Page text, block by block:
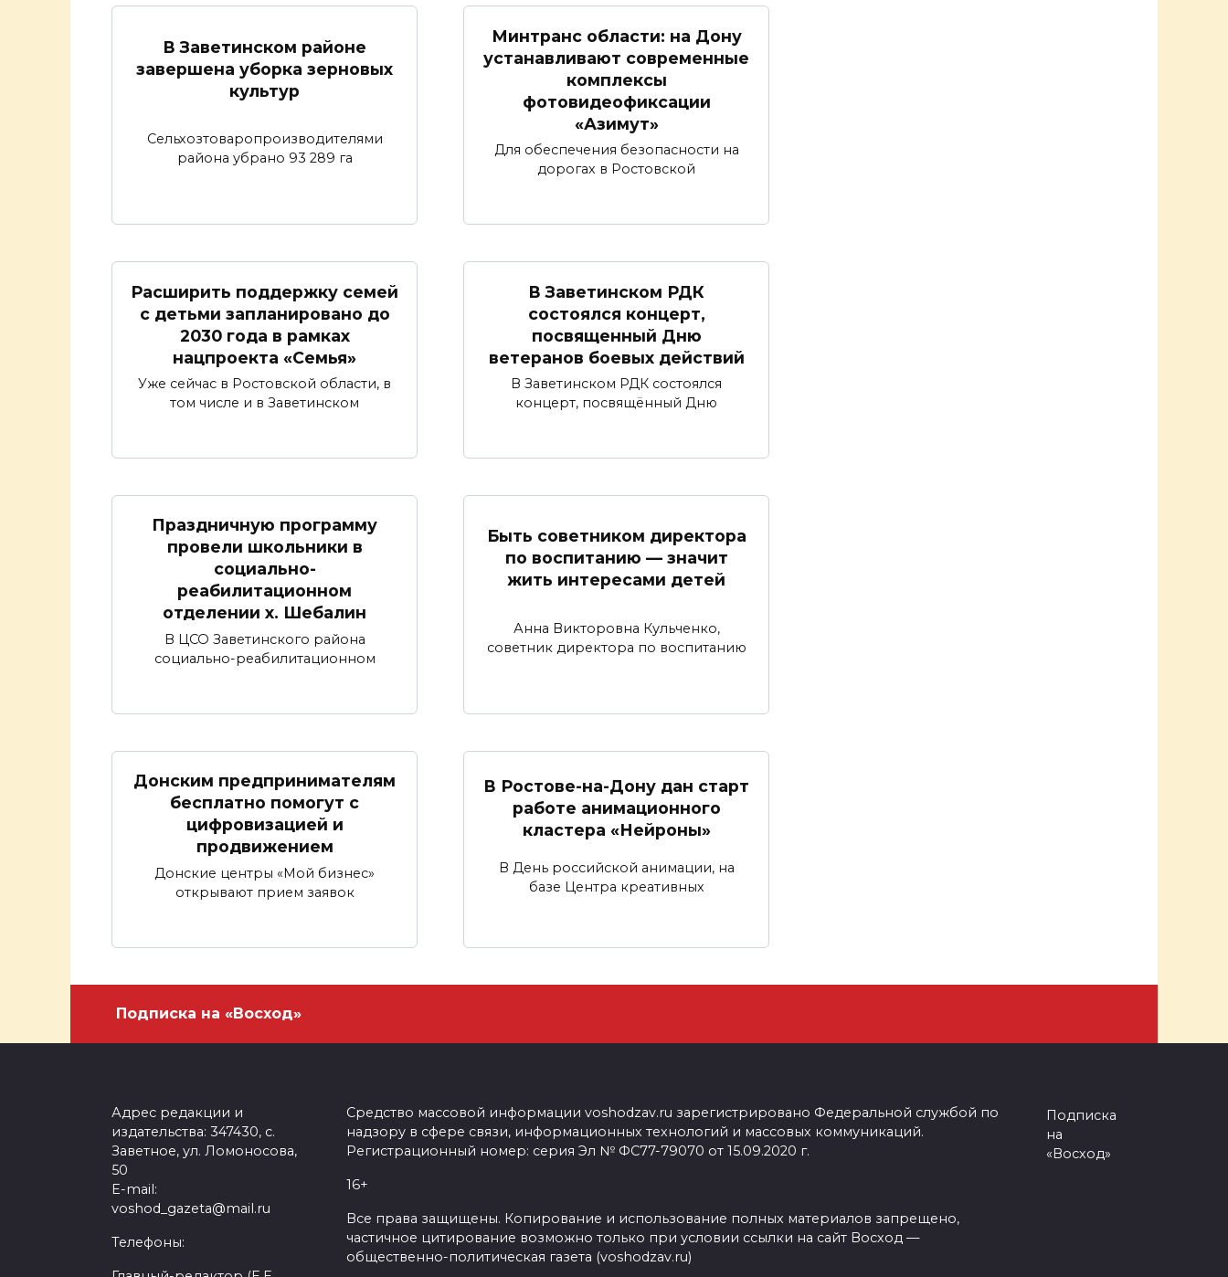
В Заветинском районе
завершена уборка зерновых
культур
Сельхозтоваропроизводителями
района убрано 93 289 га
Минтранс области: на Дону
устанавливают современные
комплексы
фотовидеофиксации
«Азимут»
Для обеспечения безопасности на
дорогах в Ростовской
Расширить поддержку семей
с детьми запланировано до
2030 года в рамках
нацпроекта «Семья»
Уже сейчас в Ростовской области, в
том числе и в Заветинском
В Заветинском РДК
состоялся концерт,
посвященный Дню
ветеранов боевых действий
В Заветинском РДК состоялся
концерт, посвящённый Дню
Праздничную программу
провели школьники в
социально-
реабилитационном
отделении х. Шебалин
В ЦСО Заветинского района
социально-реабилитационном
Быть советником директора
по воспитанию — значит
жить интересами детей
Анна Викторовна Кульченко,
советник директора по воспитанию
Донским предпринимателям
бесплатно помогут с
цифровизацией и
продвижением
Донские центры «Мой бизнес»
открывают прием заявок
В Ростове-на-Дону дан старт
работе анимационного
кластера «Нейроны»
В День российской анимации, на
базе Центра креативных
Подписка на «Восход»
Адрес редакции и
издательства: 347430, с.
Заветное, ул. Ломоносова,
50
E-mail:
voshod_gazeta@mail.ru
Телефоны:
Средство массовой информации voshodzav.ru зарегистрировано Федеральной службой по
надзору в сфере связи, информационных технологий и массовых коммуникаций.
Регистрационный номер: серия Эл № ФС77-79070 от 15.09.2020 г.
16+
Все права защищены. Копирование и использование полных материалов запрещено,
частичное цитирование возможно только при условии ссылки на сайт Восход —
общественно-политическая газета (voshodzav.ru)
Подписка
на
«Восход»